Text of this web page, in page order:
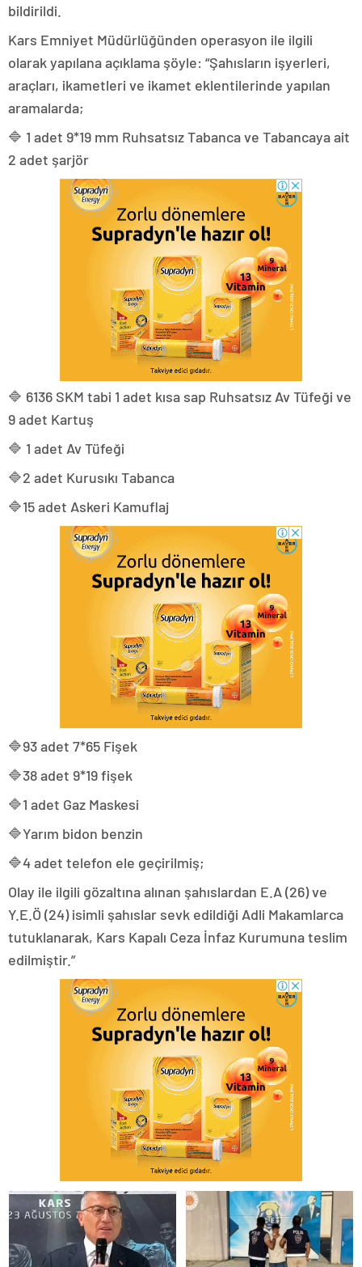
bildirildi.
Kars Emniyet Müdürlüğünden operasyon ile ilgili
olarak yapılana açıklama şöyle: “Şahısların işyerleri,
araçları, ikametleri ve ikamet eklentilerinde yapılan
aramalarda;
🔷 1 adet 9*19 mm Ruhsatsız Tabanca ve Tabancaya ait
2 adet şarjör
🔷 6136 SKM tabi 1 adet kısa sap Ruhsatsız Av Tüfeği ve
9 adet Kartuş
🔷 1 adet Av Tüfeği
🔷2 adet Kurusıkı Tabanca
🔷15 adet Askeri Kamuflaj
🔷93 adet 7*65 Fişek
🔷38 adet 9*19 fişek
🔷1 adet Gaz Maskesi
🔷Yarım bidon benzin
🔷4 adet telefon ele geçirilmiş;
Olay ile ilgili gözaltına alınan şahıslardan E.A (26) ve
Y.E.Ö (24) isimli şahıslar sevk edildiği Adli Makamlarca
tutuklanarak, Kars Kapalı Ceza İnfaz Kurumuna teslim
edilmiştir.”